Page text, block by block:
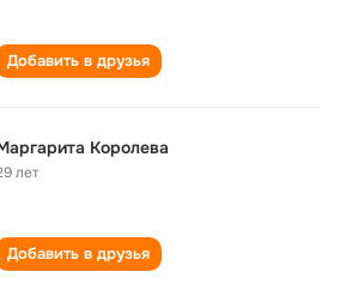
Добавить в друзья
Королева
лет
Добавить в друзья